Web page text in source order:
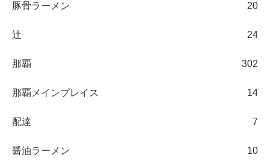
豚骨ラーメン 20
辻 24
那覇 302
那覇メインプレイス 14
配達 7
醤油ラーメン 10